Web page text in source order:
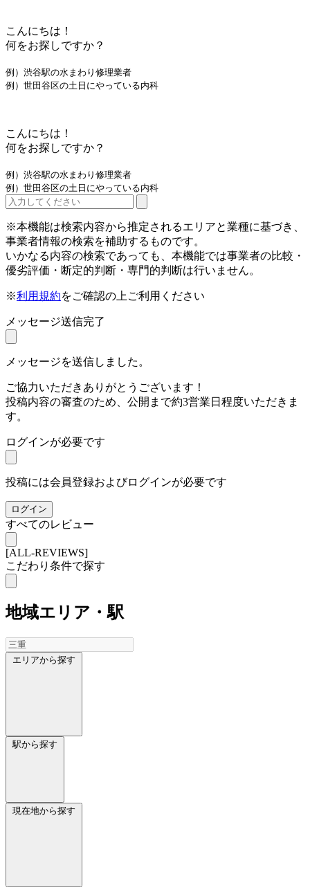
こんにちは！
何をお探しですか？
例）渋谷駅の水まわり修理業者
例）世田谷区の土日にやっている内科
こんにちは！
何をお探しですか？
例）渋谷駅の水まわり修理業者
例）世田谷区の土日にやっている内科
※本機能は検索内容から推定されるエリアと業種に基づき、
事業者情報の検索を補助するものです。
いかなる内容の検索であっても、本機能では事業者の比較・
優劣評価・断定的判断・専門的判断は行いません。
※利用規約をご確認の上ご利用ください
メッセージ送信完了
メッセージを送信しました。
ご協力いただきありがとうございます！
投稿内容の審査のため、公開まで約3営業日程度いただきま
す。
ログインが必要です
投稿には会員登録およびログインが必要です
ログイン
すべてのレビュー
[ALL-REVIEWS]
こだわり条件で探す
地域エリア・駅
エリアから探す
駅から探す
現在地から探す